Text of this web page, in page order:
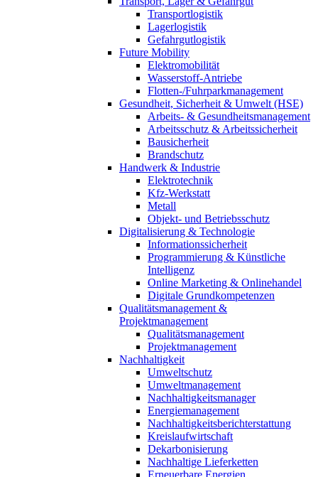
Transportlogistik
Lagerlogistik
Gefahrgutlogistik
Future Mobility
Elektromobilität
Wasserstoff-Antriebe
Flotten-/Fuhrparkmanagement
Gesundheit, Sicherheit & Umwelt (HSE)
Arbeits- & Gesundheitsmanagement
Arbeitsschutz & Arbeitssicherheit
Bausicherheit
Brandschutz
Handwerk & Industrie
Elektrotechnik
Kfz-Werkstatt
Metall
Objekt- und Betriebsschutz
Digitalisierung & Technologie
Informationssicherheit
Programmierung & Künstliche
Intelligenz
Online Marketing & Onlinehandel
Digitale Grundkompetenzen
Qualitätsmanagement &
Projektmanagement
Qualitätsmanagement
Projektmanagement
Nachhaltigkeit
Umweltschutz
Umweltmanagement
Nachhaltigkeitsmanager
Energiemanagement
Nachhaltigkeitsberichterstattung
Kreislaufwirtschaft
Dekarbonisierung
Nachhaltige Lieferketten
Erneuerbare Energien